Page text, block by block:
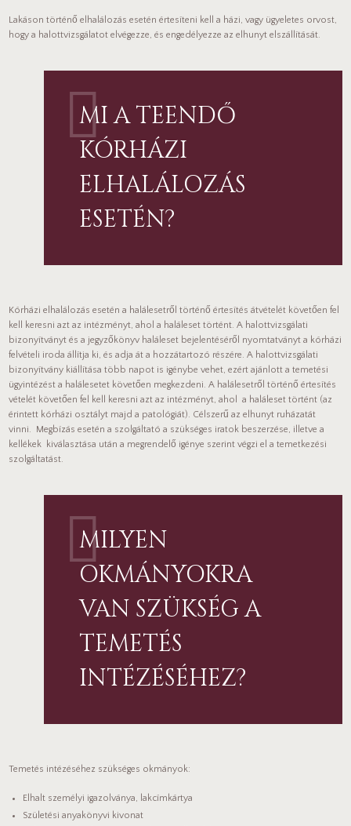
Lakáson történő elhalálozás esetén értesíteni kell a házi, vagy ügyeletes orvost,
hogy a halottvizsgálatot elvégezze, és engedélyezze az elhunyt elszállítását.
MI A TEENDŐ
KÓRHÁZI
ELHALÁLOZÁS
ESETÉN?
Kórházi elhalálozás esetén a halálesetről történő értesítés átvételét követően fel
kell keresni azt az intézményt, ahol a haláleset történt. A halottvizsgálati
bizonyítványt és a jegyzőkönyv haláleset bejelentéséről nyomtatványt a kórházi
felvételi iroda állítja ki, és adja át a hozzátartozó részére. A halottvizsgálati
bizonyítvány kiállítása több napot is igénybe vehet, ezért ajánlott a temetési
ügyintézést a halálesetet követően megkezdeni. A halálesetről történő értesítés
vételét követően fel kell keresni azt az intézményt, ahol a haláleset történt (az
érintett kórházi osztályt majd a patológiát). Célszerű az elhunyt ruházatát
vinni. Megbízás esetén a szolgáltató a szükséges iratok beszerzése, illetve a
kellékek kiválasztása után a megrendelő igénye szerint végzi el a temetkezési
szolgáltatást.
MILYEN
OKMÁNYOKRA
VAN SZÜKSÉG A
TEMETÉS
INTÉZÉSÉHEZ?
Temetés intézéséhez szükséges okmányok:
Elhalt személyi igazolványa, lakcímkártya
Születési anyakönyvi kivonat